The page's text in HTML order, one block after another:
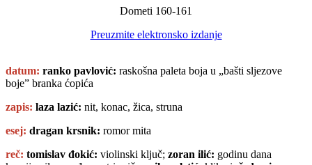
Dometi 160-161
Preuzmite elektronsko izdanje
datum: ranko pavlović: raskošna paleta boja u „bašti sljezove
boje” branka ćopića
zapis: laza lazić: nit, konac, žica, struna
esej: dragan krsnik: romor mita
reč: tomislav đokić: violinski ključ; zoran ilić: godinu dana